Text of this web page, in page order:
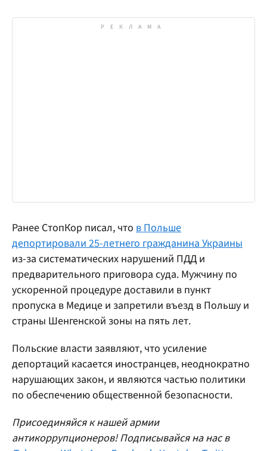
Ранее СтопКор писал, что в Польше
депортировали 25-летнего гражданина Украины
из-за систематических нарушений ПДД и
предварительного приговора суда. Мужчину по
ускоренной процедуре доставили в пункт
пропуска в Медице и запретили въезд в Польшу и
страны Шенгенской зоны на пять лет.
Польские власти заявляют, что усиление
депортаций касается иностранцев, неоднократно
нарушающих закон, и являются частью политики
по обеспечению общественной безопасности.
Присоединяйся к нашей армии
антикоррупционеров! Подписывайся на нас в